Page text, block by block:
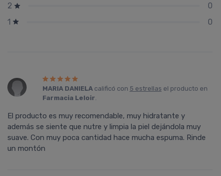
2
0
1
0
MARIA DANIELAcalificó con 5 estrellas el producto en
Farmacia Leloir.
El producto es muy recomendable, muy hidratante y
además se siente que nutre y limpia la piel dejándola muy
suave. Con muy poca cantidad hace mucha espuma. Rinde
un montón